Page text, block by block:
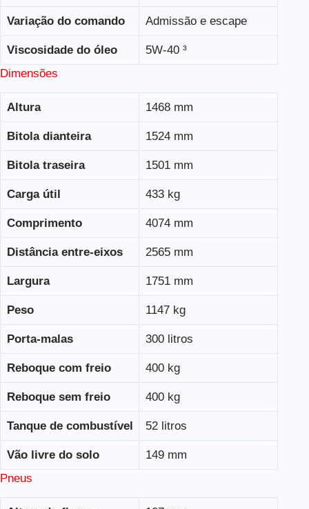
Variação do comando Admissão e escape
Viscosidade do óleo
5W-40 ³
Dimensões
Altura 1468 mm
Bitola dianteira 1524 mm
Bitola traseira 1501 mm
Carga útil 433 kg
Comprimento 4074 mm
Distância entre-eixos 2565 mm
Largura 1751 mm
Peso 1147 kg
Porta-malas 300 litros
Reboque com freio 400 kg
Reboque sem freio 400 kg
Tanque de combustível 52 litros
Vão livre do solo
149 mm
Pneus